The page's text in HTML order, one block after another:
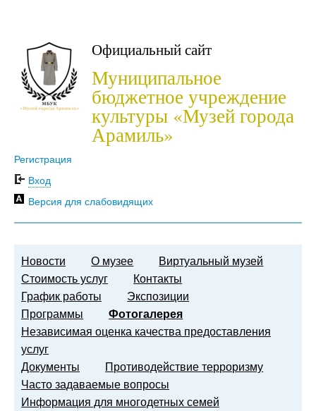
Официальный сайт
Муниципальное
бюджетное учреждение
культуры «Музей города
Арамиль»
Регистрация
Вход
Версия для слабовидящих
Новости О музее
Виртуальный музей
Стоимость услуг
Контакты
График работы
Экспозиции
Программы
Фотогалерея
Независимая оценка качества предоставления
услуг
Документы
Противодействие терроризму
Часто задаваемые вопросы
Информация для многодетных семей